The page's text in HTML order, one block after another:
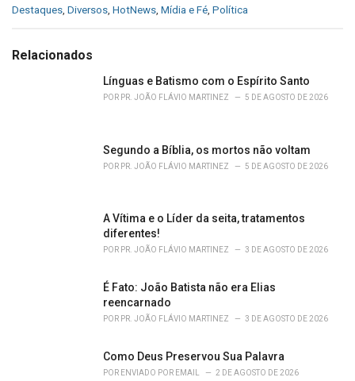
C
e
Destaques Diversos HotNews Mídia e Fé Política
Relacionados
Línguas e Batismo com o Espírito Santo
POR PR. JOÃO FLÁVIO MARTINEZ 5 DE AGOSTO DE 2026
Segundo a Bíblia, os mortos não voltam
POR PR. JOÃO FLÁVIO MARTINEZ 5 DE AGOSTO DE 2026
A Vítima e o Líder da seita, tratamentos
diferentes!
POR PR. JOÃO FLÁVIO MARTINEZ 3 DE AGOSTO DE 2026
É Fato: João Batista não era Elias
reencarnado
POR PR. JOÃO FLÁVIO MARTINEZ 3 DE AGOSTO DE 2026
Como Deus Preservou Sua Palavra
POR ENVIADO POR EMAIL 2 DE AGOSTO DE 2026